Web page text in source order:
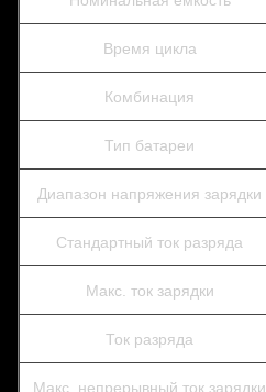
Время цикла
Комбинация
Тип батареи
Диапазон напряжения зарядки
Стандартный ток разряда
Макс. ток зарядки
Ток разряда
Макс. непрерывный ток зарядки